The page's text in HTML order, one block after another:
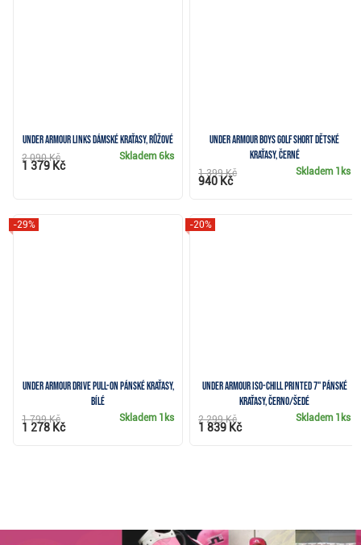
Under Armour Links dámské kraťasy, růžové
Skladem6ks
2 090 Kč
1 379 Kč
Under Armour Boys Golf Short dětské
kraťasy, černé
Skladem 1ks
1 399 Kč
940 Kč
Under Armour Drive Pull-On pánské kraťasy,
bílé
-29%
Skladem 1ks
1 799 Kč
1 278 Kč
Under Armour Iso-Chill Printed 7" pánské
kraťasy, černo/šedé
-20%
Skladem 1ks
2 299 Kč
1 839 Kč